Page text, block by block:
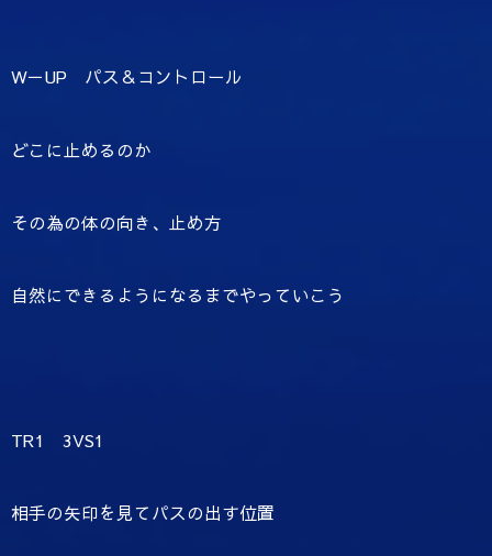
W－UP パス＆コントロール
どこに止めるのか
その為の体の向き、止め方
自然にできるようになるまでやっていこう
TR1 3VS1
相手の矢印を見てパスの出す位置